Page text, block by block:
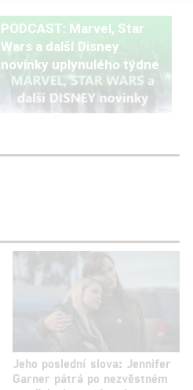
PODCAST: Marvel, Star
Wars a další Disney
novinky uplynulého týdne
Jeho poslední slova: Jennifer
Garner pátrá po nezvěstném